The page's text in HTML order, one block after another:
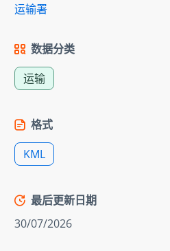
运输署
数据分类
运输
格式
KML
最后更新日期
30/07/2026